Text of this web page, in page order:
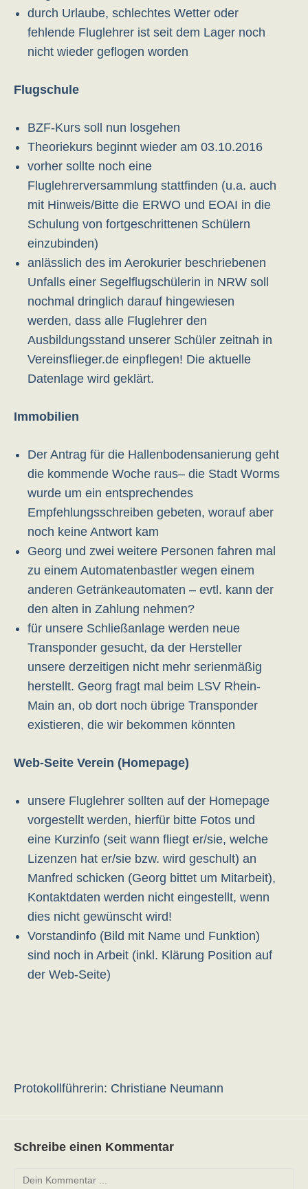
durch Urlaube, schlechtes Wetter oder
fehlende Fluglehrer ist seit dem Lager noch
nicht wieder geflogen worden
Flugschule
BZF-Kurs soll nun losgehen
Theoriekurs beginnt wieder am 03.10.2016
vorher sollte noch eine
Fluglehrerversammlung stattfinden (u.a. auch
mit Hinweis/Bitte die ERWO und EOAI in die
Schulung von fortgeschrittenen Schülern
einzubinden)
anlässlich des im Aerokurier beschriebenen
Unfalls einer Segelflugschülerin in NRW soll
nochmal dringlich darauf hingewiesen
werden, dass alle Fluglehrer den
Ausbildungsstand unserer Schüler zeitnah in
Vereinsflieger.de einpflegen! Die aktuelle
Datenlage wird geklärt.
Immobilien
Der Antrag für die Hallenbodensanierung geht
die kommende Woche raus– die Stadt Worms
wurde um ein entsprechendes
Empfehlungsschreiben gebeten, worauf aber
noch keine Antwort kam
Georg und zwei weitere Personen fahren mal
zu einem Automatenbastler wegen einem
anderen Getränkeautomaten – evtl. kann der
den alten in Zahlung nehmen?
für unsere Schließanlage werden neue
Transponder gesucht, da der Hersteller
unsere derzeitigen nicht mehr serienmäßig
herstellt. Georg fragt mal beim LSV Rhein-
Main an, ob dort noch übrige Transponder
existieren, die wir bekommen könnten
Web-Seite Verein (Homepage)
unsere Fluglehrer sollten auf der Homepage
vorgestellt werden, hierfür bitte Fotos und
eine Kurzinfo (seit wann fliegt er/sie, welche
Lizenzen hat er/sie bzw. wird geschult) an
Manfred schicken (Georg bittet um Mitarbeit),
Kontaktdaten werden nicht eingestellt, wenn
dies nicht gewünscht wird!
Vorstandinfo (Bild mit Name und Funktion)
sind noch in Arbeit (inkl. Klärung Position auf
der Web-Seite)
Protokollführerin: Christiane Neumann
Schreibe einen Kommentar
Kommentieren